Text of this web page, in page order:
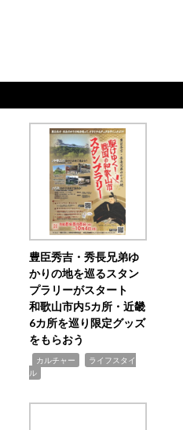
豊臣秀吉・秀長兄弟ゆ
かりの地を巡るスタン
プラリーがスタート
和歌山市内5カ所・近畿
6カ所を巡り限定グッズ
をもらおう
カルチャー
ライフスタイ
ル